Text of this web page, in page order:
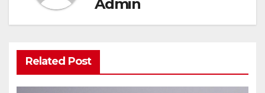
Admin
Related Post